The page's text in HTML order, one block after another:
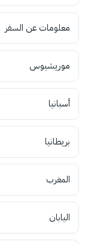
معلومات عن السفر
موريشيوس
أسبانيا
بريطانيا
المغرب
اليابان